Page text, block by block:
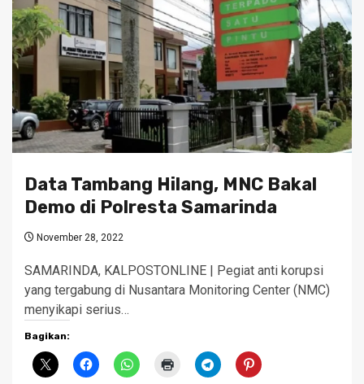
Data Tambang Hilang, MNC Bakal
Demo di Polresta Samarinda
November 28, 2022
SAMARINDA, KALPOSTONLINE | Pegiat anti korupsi
yang tergabung di Nusantara Monitoring Center (NMC)
menyikapi serius…
Bagikan: